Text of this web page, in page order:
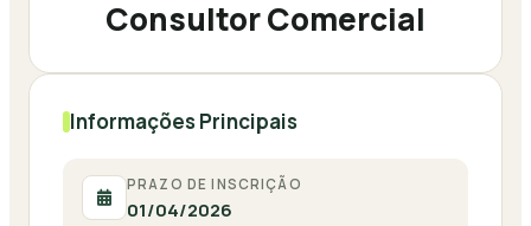
Consultor Comercial
Informações Principais
PRAZO DE INSCRIÇÃO
01/04/2026